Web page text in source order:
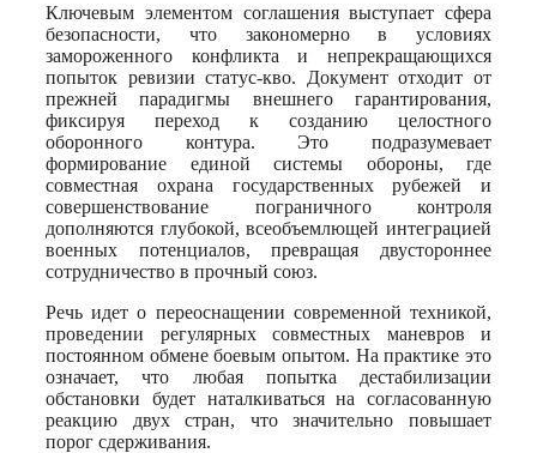
Ключевым элементом соглашения выступает сфера
безопасности, что закономерно в условиях
замороженного конфликта и непрекращающихся
попыток ревизии статус-кво. Документ отходит от
прежней парадигмы внешнего гарантирования,
фиксируя переход к созданию целостного
оборонного контура. Это подразумевает
формирование единой системы обороны, где
совместная охрана государственных рубежей и
совершенствование пограничного контроля
дополняются глубокой, всеобъемлющей интеграцией
военных потенциалов, превращая двустороннее
сотрудничество в прочный союз.
Речь идет о переоснащении современной техникой,
проведении регулярных совместных маневров и
постоянном обмене боевым опытом. На практике это
означает, что любая попытка дестабилизации
обстановки будет наталкиваться на согласованную
реакцию двух стран, что значительно повышает
порог сдерживания.